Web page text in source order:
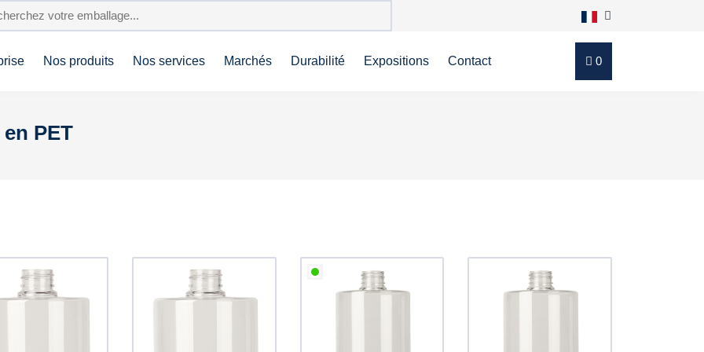
Nos produits Nos services Marchés Durabilité Expositions Contact 0
PET